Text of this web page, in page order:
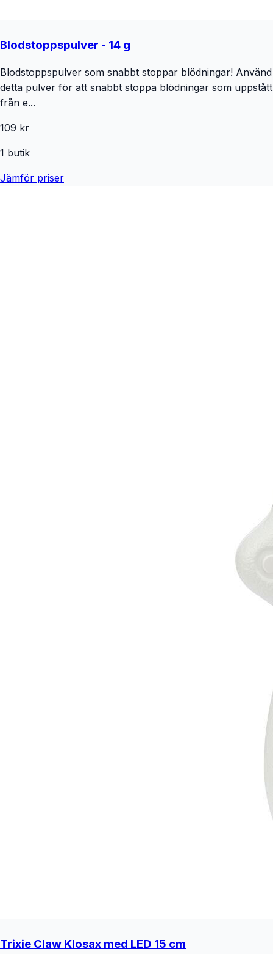
Blodstoppspulver - 14 g
Blodstoppspulver som snabbt stoppar blödningar! Använd
detta pulver för att snabbt stoppa blödningar som uppstått
från e...
109 kr
1 butik
Jämför priser
Trixie Claw Klosax med LED 15 cm